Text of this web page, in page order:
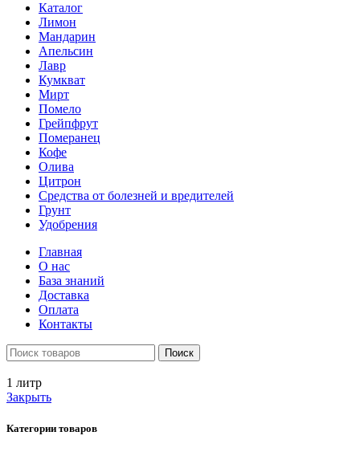
Каталог
Лимон
Мандарин
Апельсин
Лавр
Кумкват
Мирт
Помело
Грейпфрут
Померанец
Кофе
Олива
Цитрон
Средства от болезней и вредителей
Грунт
Удобрения
Главная
О нас
База знаний
Доставка
Оплата
Контакты
Поиск
1 литр
Закрыть
Категории товаров